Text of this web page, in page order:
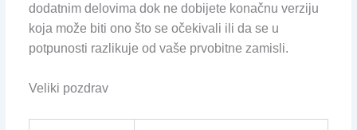
dodatnim delovima dok ne dobijete konačnu verziju
koja može biti ono što se očekivali ili da se u
potpunosti razlikuje od vaše prvobitne zamisli.
Veliki pozdrav